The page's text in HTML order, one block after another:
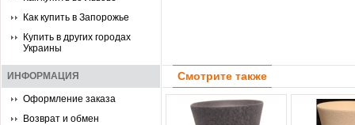
Как купить в Запорожье
Купить в других городах
Украины
ИНФОРМАЦИЯ
Оформление заказа
Возврат и обмен
Смотрите также